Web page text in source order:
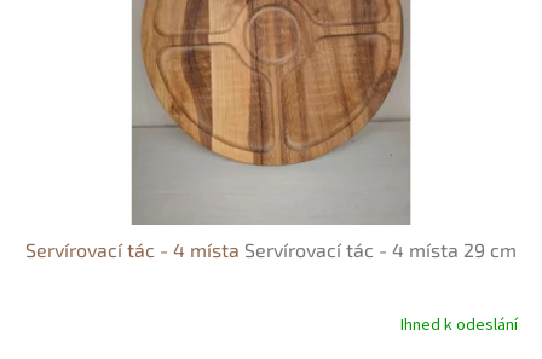
Servírovací tác - 4 místa Servírovací tác - 4 místa 29 cm
Ihned k odeslání